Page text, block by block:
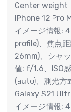
Center weight
iPhone 12 Pro
イメージ情報:
profile)、焦点
26mm)、シャ
値: f/1.6、ISO
(auto)、測光方
Galaxy S21
イメージ情報: